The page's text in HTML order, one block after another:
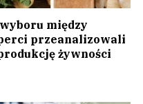
między
przeanalizowali
żywności